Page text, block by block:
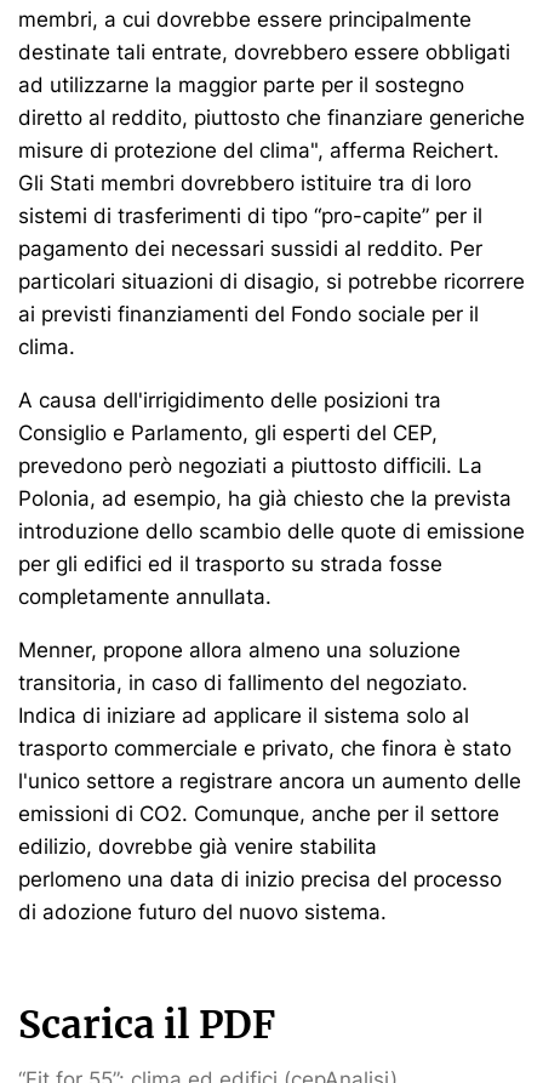
membri, a cui dovrebbe essere principalmente
destinate tali entrate, dovrebbero essere obbligati
ad utilizzarne la maggior parte per il sostegno
diretto al reddito, piuttosto che finanziare generiche
misure di protezione del clima", afferma Reichert.
Gli Stati membri dovrebbero istituire tra di loro
sistemi di trasferimenti di tipo “pro-capite” per il
pagamento dei necessari sussidi al reddito. Per
particolari situazioni di disagio, si potrebbe ricorrere
ai previsti finanziamenti del Fondo sociale per il
clima.
A causa dell'irrigidimento delle posizioni tra
Consiglio e Parlamento, gli esperti del CEP,
prevedono però negoziati a piuttosto difficili. La
Polonia, ad esempio, ha già chiesto che la prevista
introduzione dello scambio delle quote di emissione
per gli edifici ed il trasporto su strada fosse
completamente annullata.
Menner, propone allora almeno una soluzione
transitoria, in caso di fallimento del negoziato.
Indica di iniziare ad applicare il sistema solo al
trasporto commerciale e privato, che finora è stato
l'unico settore a registrare ancora un aumento delle
emissioni di CO2. Comunque, anche per il settore
edilizio, dovrebbe già venire stabilita
perlomeno una data di inizio precisa del processo
di adozione futuro del nuovo sistema.
Scarica il PDF